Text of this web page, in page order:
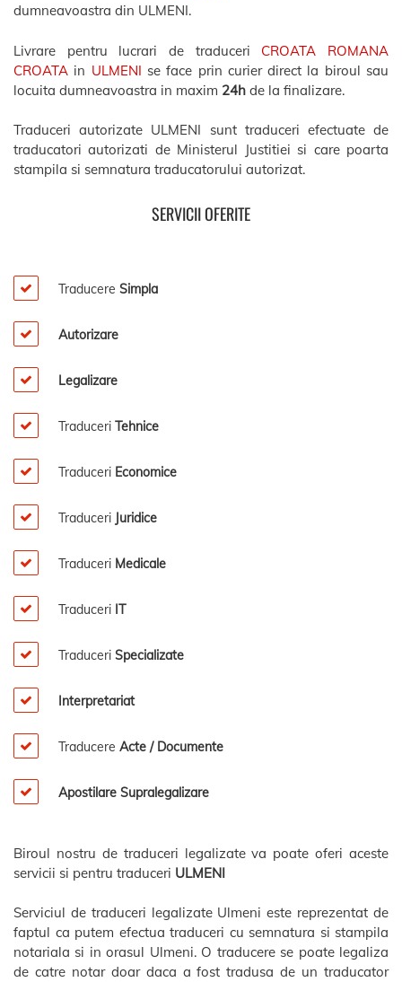
dumneavoastra din ULMENI.
Livrare pentru lucrari de traduceri CROATA ROMANA
CROATA in ULMENI se face prin curier direct la biroul sau
locuita dumneavoastra in maxim 24h de la finalizare.
Traduceri autorizate ULMENI sunt traduceri efectuate de
traducatori autorizati de Ministerul Justitiei si care poarta
stampila si semnatura traducatorului autorizat.
SERVICII OFERITE
Traducere Simpla
Autorizare
Legalizare
Traduceri Tehnice
Traduceri Economice
Traduceri Juridice
Traduceri Medicale
Traduceri IT
Traduceri Specializate
Interpretariat
Traducere Acte / Documente
Apostilare Supralegalizare
Biroul nostru de traduceri legalizate va poate oferi aceste
servicii si pentru traduceri ULMENI
Serviciul de traduceri legalizate Ulmeni este reprezentat de
faptul ca putem efectua traduceri cu semnatura si stampila
notariala si in orasul Ulmeni. O traducere se poate legaliza
de catre notar doar daca a fost tradusa de un traducator